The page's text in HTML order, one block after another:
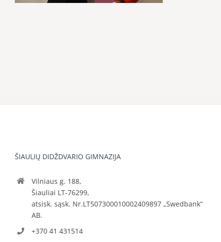
ŠIAULIŲ DIDŽDVARIO GIMNAZIJA
Vilniaus g. 188,
Šiauliai LT-76299,
atsisk. sąsk. Nr.LT507300010002409897 „Swedbank“
AB.
+370 41 431514